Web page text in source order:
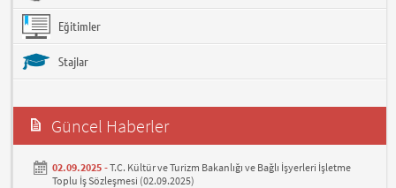
Eğitimler
Stajlar
Güncel Haberler
02.09.2025 -T.C. Kültür ve Turizm Bakanlığı ve Bağlı İşyerleri İşletme
Toplu İş Sözleşmesi (02.09.2025)